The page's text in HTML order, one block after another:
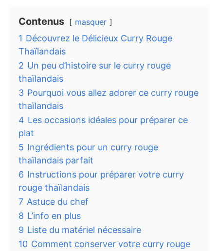
Contenus masquer
1 Découvrez le Délicieux Curry Rouge
Thaïlandais
2 Un peu d’histoire sur le curry rouge
thaïlandais
3 Pourquoi vous allez adorer ce curry rouge
thaïlandais
4 Les occasions idéales pour préparer ce
plat
5 Ingrédients pour un curry rouge
thaïlandais parfait
6 Instructions pour préparer votre curry
rouge thaïlandais
7 Astuce du chef
8 L’info en plus
9 Liste du matériel nécessaire
10 Comment conserver votre curry rouge